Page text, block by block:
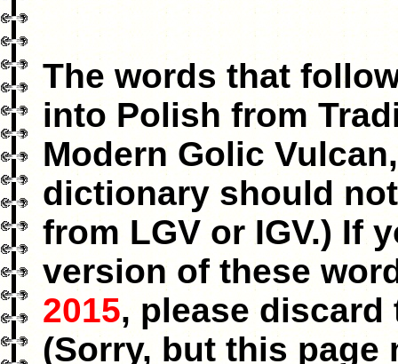
The words that
into Polish from
Modern Golic
dictionary should
from LGV or IGV.) If
version of these
2015, please
(Sorry, but this